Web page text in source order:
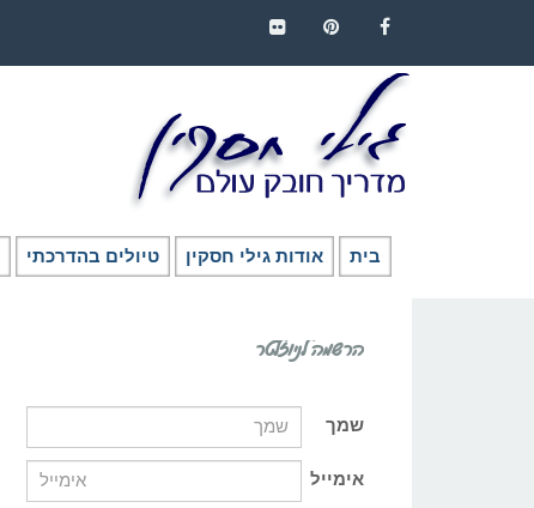
בית אודות גילי חסקין טיולים בהדרכתי
הרשמה לניוזלטר
שמך
אימייל